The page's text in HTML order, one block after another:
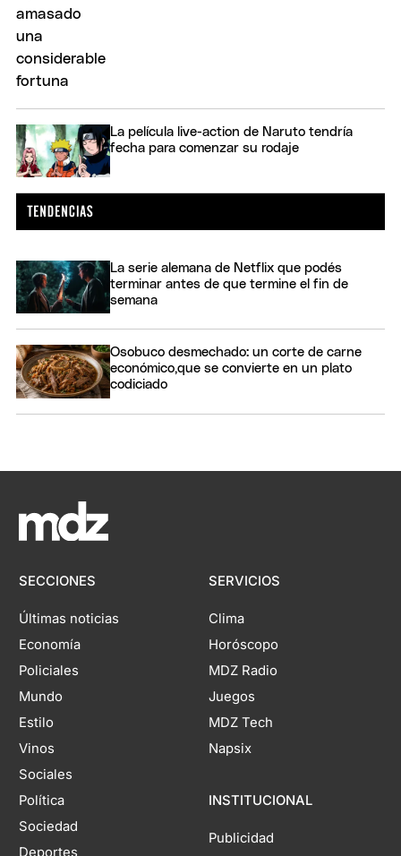
La película live-action de Naruto tendría
fecha para comenzar su rodaje
La serie alemana de Netflix que podés
terminar antes de que termine el fin de
semana
Osobuco desmechado: un corte de carne
económico,que se convierte en un plato
codiciado
SECCIONES
Últimas noticias
Economía
Policiales
Mundo
Estilo
Vinos
Sociales
Política
Sociedad
Deportes
SERVICIOS
Clima
Horóscopo
MDZ Radio
Juegos
MDZ Tech
Napsix
INSTITUCIONAL
Publicidad